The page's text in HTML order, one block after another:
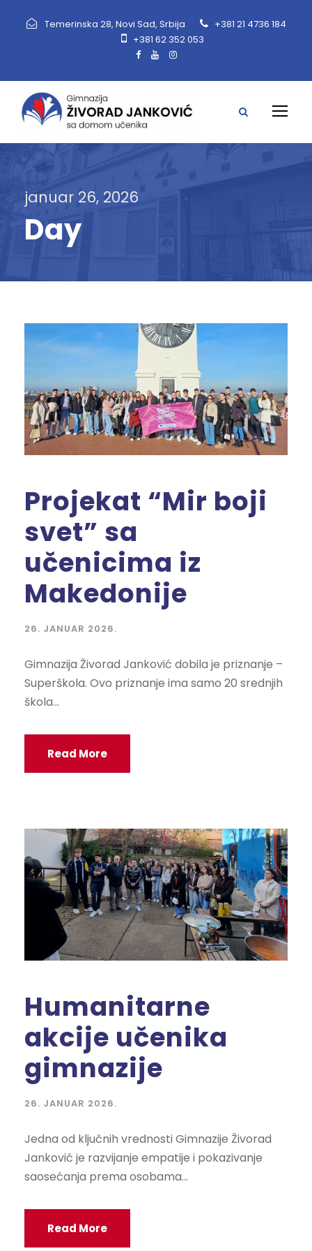
Temerinska 28, Novi Sad, Srbija
+381 21 4736 184
+381 62 352 053
januar 26, 2026
Day
Projekat “Mir boji
svet” sa
učenicima iz
Makedonije
26. JANUAR 2026.
Gimnazija Živorad Janković dobila je priznanje –
Superškola. Ovo priznanje ima samo 20 srednjih
škola...
Read More
Humanitarne
akcije učenika
gimnazije
26. JANUAR 2026.
Jedna od ključnih vrednosti Gimnazije Živorad
Janković je razvijanje empatije i pokazivanje
saosećanja prema osobama...
Read More